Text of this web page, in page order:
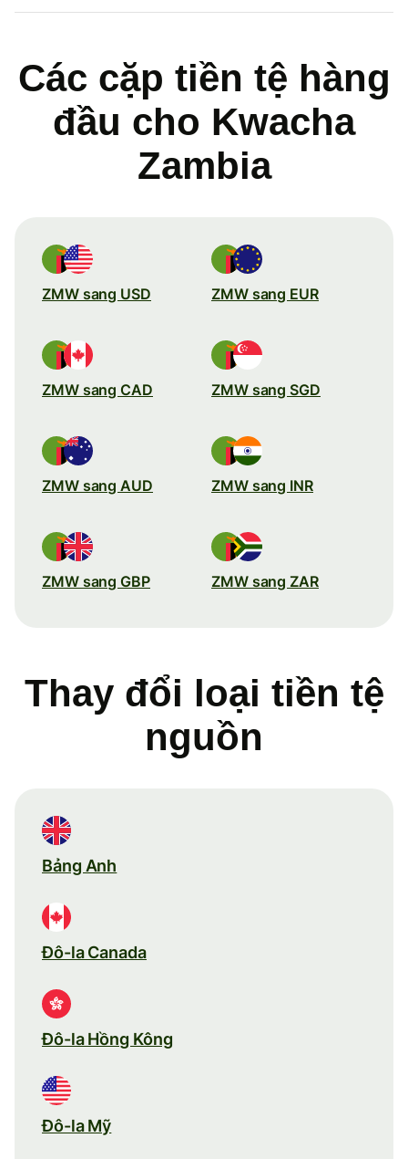
Các cặp tiền tệ hàng
đầu cho Kwacha
Zambia
ZMW sang USD ZMW sang EUR
ZMW sang CAD ZMW sang SGD
ZMW sang AUD ZMW sang INR
ZMW sang GBP ZMW sang ZAR
Thay đổi loại tiền tệ
nguồn
Bảng Anh
Đô-la Canada
Đô-la Hồng Kông
Đô-la Mỹ